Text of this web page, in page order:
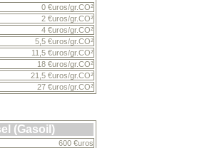
0 €uros/gr.CO²
2 €uros/gr.CO²
4 €uros/gr.CO²
5,5 €uros/gr.CO²
11,5 €uros/gr.CO²
18 €uros/gr.CO²
21,5 €uros/gr.CO²
27 €uros/gr.CO²
(Gasoil)
600 €uros